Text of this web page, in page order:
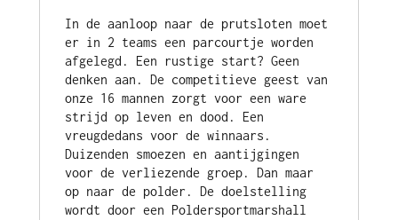
In de aanloop naar de prutsloten moet
er in 2 teams een parcourtje worden
afgelegd. Een rustige start? Geen
denken aan. De competitieve geest van
onze 16 mannen zorgt voor een ware
strijd op leven en dood. Een
vreugdedans voor de winnaars.
Duizenden smoezen en aantijgingen
voor de verliezende groep. Dan maar
op naar de polder. De doelstelling
wordt door een Poldersportmarshall